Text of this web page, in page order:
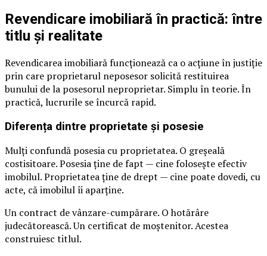
Revendicare imobiliară în practică: între
titlu și realitate
Revendicarea imobiliară funcționează ca o acțiune în justiție
prin care proprietarul neposesor solicită restituirea
bunului de la posesorul neproprietar. Simplu în teorie. În
practică, lucrurile se încurcă rapid.
Diferența dintre proprietate și posesie
Mulți confundă posesia cu proprietatea. O greșeală
costisitoare. Posesia ține de fapt — cine folosește efectiv
imobilul. Proprietatea ține de drept — cine poate dovedi, cu
acte, că imobilul îi aparține.
Un contract de vânzare-cumpărare. O hotărâre
judecătorească. Un certificat de moștenitor. Acestea
construiesc titlul.